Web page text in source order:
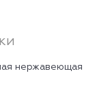
нержавеющая